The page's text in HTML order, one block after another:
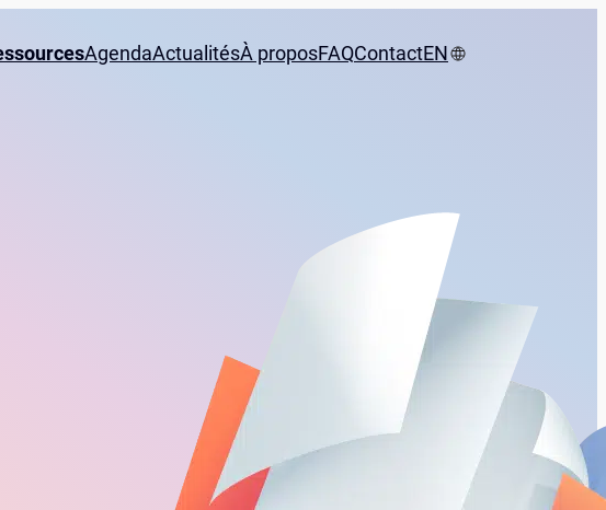
AgendaActualitésÀ proposFAQContactEN